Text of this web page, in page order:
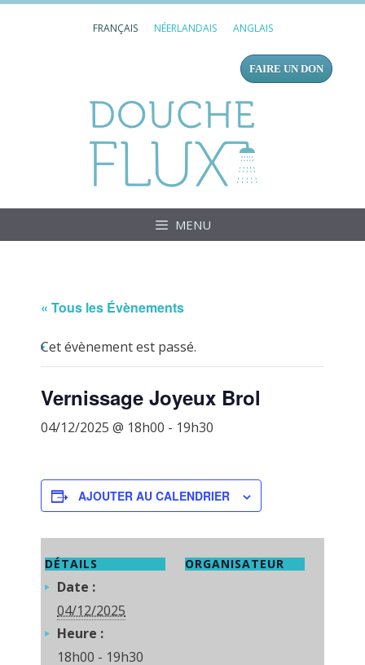
FRANÇAIS NÉERLANDAIS ANGLAIS
FAIRE UN DON
MENU
« Tous les Évènements
Cet évènement est passé.
Vernissage Joyeux Brol
04/12/2025 @ 18h00 - 19h30
AJOUTER AU CALENDRIER
DÉTAILS
Date :
04/12/2025
Heure :
18h00 - 19h30
ORGANISATEUR